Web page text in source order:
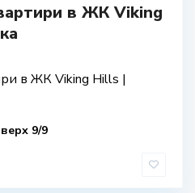
в ЖК Viking
в ЖК Viking Hills |
9/9